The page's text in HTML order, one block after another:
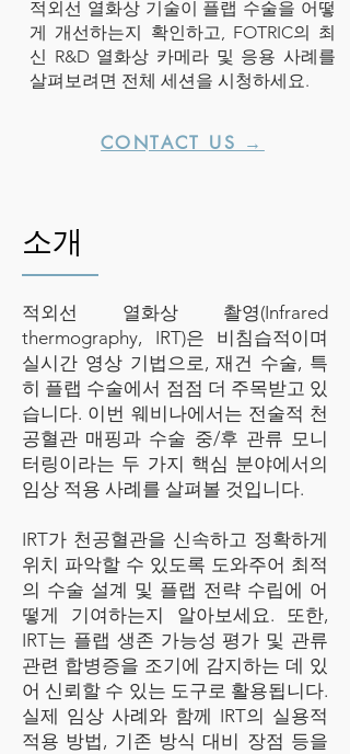
적외선 열화상 기술이 플랩 수술을 어떻
게 개선하는지 확인하고, FOTRIC의 최
신 R&D 열화상 카메라 및 응용 사례를
살펴보려면 전체 세션을 시청하세요.
CONTACT US →
소개
적외선 열화상 촬영(Infrared
thermography, IRT)은 비침습적이며
실시간 영상 기법으로, 재건 수술, 특
히 플랩 수술에서 점점 더 주목받고 있
습니다. 이번 웨비나에서는 전술적 천
공혈관 매핑과 수술 중/후 관류 모니
터링이라는 두 가지 핵심 분야에서의
임상 적용 사례를 살펴볼 것입니다.
IRT가 천공혈관을 신속하고 정확하게
위치 파악할 수 있도록 도와주어 최적
의 수술 설계 및 플랩 전략 수립에 어
떻게 기여하는지 알아보세요. 또한,
IRT는 플랩 생존 가능성 평가 및 관류
관련 합병증을 조기에 감지하는 데 있
어 신뢰할 수 있는 도구로 활용됩니다.
실제 임상 사례와 함께 IRT의 실용적
적용 방법, 기존 방식 대비 장점 등을